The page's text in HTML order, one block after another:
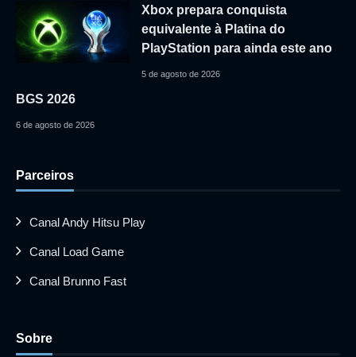
Xbox prepara conquista
equivalente à Platina do
PlayStation para ainda este ano
5 de agosto de 2026
BGS 2026
6 de agosto de 2026
Parceiros
Canal Andy Hitsu Play
Canal Load Game
Canal Brunno Fast
Sobre